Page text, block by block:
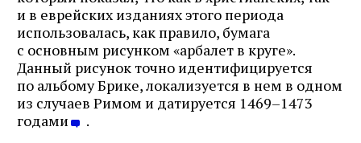
и в еврейских изданиях этого периода
использовалась, как правило, бумага
с основным рисунком «арбалет в круге».
Данный рисунок точно идентифицируется
по альбому Брике, локализуется в нем в одном
из случаев Римом и датируется 1469–1473
годами
.